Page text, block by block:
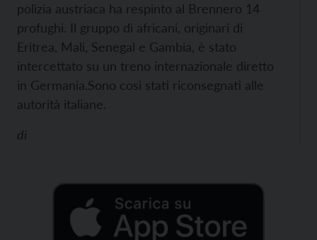
polizia austriaca ha respinto al Brennero 14
profughi. Il gruppo di africani, originari di
Eritrea, Mali, Senegal e Gambia, è stato
intercettato su un treno internazionale diretto
in Germania.Sono così stati riconsegnati alle
autorità italiane.
di